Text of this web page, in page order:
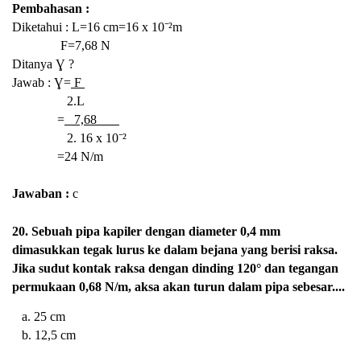
Pembahasan :
Diketahui : L=16 cm=16 x 10⁻²m
F=7,68 N
Ditanya Ɣ ?
Jawab : Ɣ= F
2.L
= 7,68
2. 16 x 10⁻²
=24 N/m
Jawaban : c
20. Sebuah pipa kapiler dengan diameter 0,4 mm
dimasukkan tegak lurus ke dalam bejana yang berisi raksa.
Jika sudut kontak raksa dengan dinding 120° dan tegangan
permukaan 0,68 N/m, aksa akan turun dalam pipa sebesar....
a. 25 cm
b. 12,5 cm